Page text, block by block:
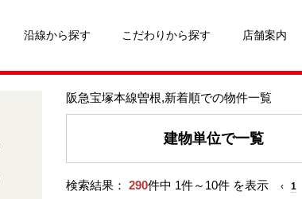
沿線から探す こだわりから探す 店舗案内
阪急宝塚本線曽根,新着順での物件一覧
建物単位で一覧
検索結果： 290件中 1件～10件 を表示 ‹ 1